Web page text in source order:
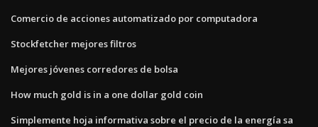
Comercio de acciones automatizado por computadora
Stockfetcher mejores filtros
Mejores jóvenes corredores de bolsa
How much gold is in a one dollar gold coin
Simplemente hoja informativa sobre el precio de la energía sa